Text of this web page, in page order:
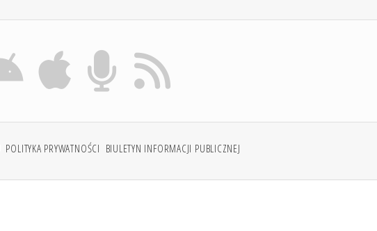
POLITYKA PRYWATNOŚCI BIULETYN INFORMACJI PUBLICZNEJ